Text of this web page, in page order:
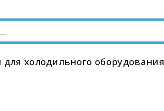
для холодильного оборудования